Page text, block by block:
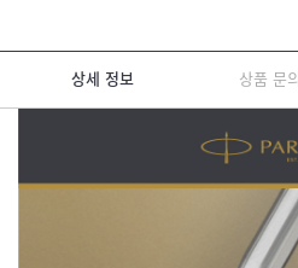
상세 정보 상품 문의